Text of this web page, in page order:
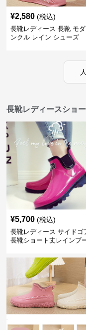
¥2,580 (税込)
長靴レディース 長靴 モ
ンクル レイン シューズ
長靴レディースショ
¥5,700 (税込)
長靴レディース サイドゴ
長靴ショート丈レインブ